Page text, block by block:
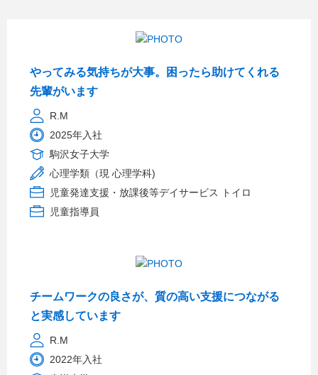
やってみる気持ちが大事。困ったら助けてくれる
先輩がいます
R.M
2025年入社
駒沢女子大学
心理学類（現 心理学科)
児童発達支援・放課後等デイサービス トイロ
児童指導員
チームワークの良さが、質の高い支援につながる
と実感しています
R.M
2022年入社